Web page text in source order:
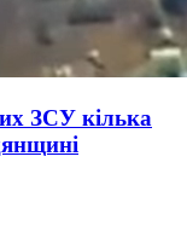
ЗСУ кілька